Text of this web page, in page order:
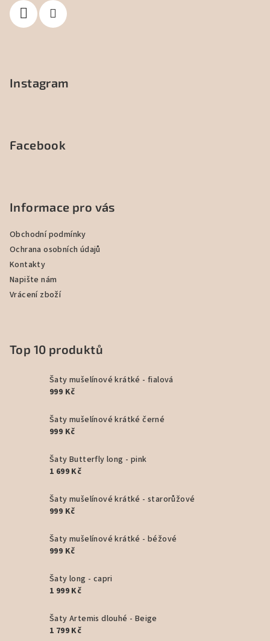
Instagram
Facebook
Informace pro vás
Obchodní podmínky
Ochrana osobních údajů
Kontakty
Napište nám
Vrácení zboží
Top 10 produktů
Šaty mušelínové krátké - fialová
999 Kč
Šaty mušelínové krátké černé
999 Kč
Šaty Butterfly long - pink
1 699 Kč
Šaty mušelínové krátké - starorůžové
999 Kč
Šaty mušelínové krátké - béžové
999 Kč
Šaty long - capri
1 999 Kč
Šaty Artemis dlouhé - Beige
1 799 Kč